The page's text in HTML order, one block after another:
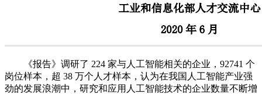
《报告》调研了 224 家与人工智能相关的企业，92741 个
岗位样本，超 38 万个人才样本，认为在我国人工智能产业强
劲的发展浪潮中，研究和应用人工智能技术的企业数量不断增